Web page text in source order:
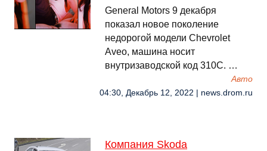
General Motors 9 декабря
показал новое поколение
недорогой модели Chevrolet
Aveo, машина носит
внутризаводской код 310C. …
Авто
04:30, Декабрь 12, 2022 | news.drom.ru
Компания Skoda